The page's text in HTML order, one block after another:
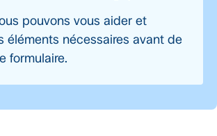
pouvons vous aider et
éléments nécessaires avant de
formulaire.